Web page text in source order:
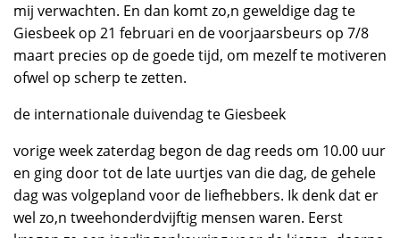
mij verwachten. En dan komt zo,n geweldige dag te
Giesbeek op 21 februari en de voorjaarsbeurs op 7/8
maart precies op de goede tijd, om mezelf te motiveren
ofwel op scherp te zetten.
de internationale duivendag te Giesbeek
vorige week zaterdag begon de dag reeds om 10.00 uur
en ging door tot de late uurtjes van die dag, de gehele
dag was volgepland voor de liefhebbers. Ik denk dat er
wel zo,n tweehonderdvijftig mensen waren. Eerst